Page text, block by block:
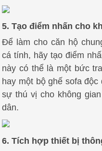
5. Tạo điểm nhấn cho
Để làm cho căn hộ
cá tính, hãy tạo điểm
này có thể là một bức
hay một bộ ghế sofa
sự thú vị cho không
dân.
6. Tích hợp thiết bị